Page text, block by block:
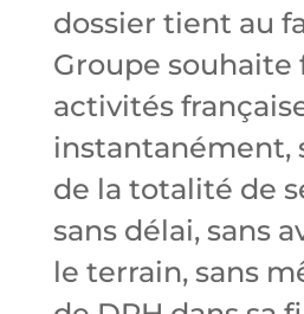
dossier tient au
Groupe souhaite
activités
instantanément,
de la totalité de
sans délai, sans
le terrain, sans